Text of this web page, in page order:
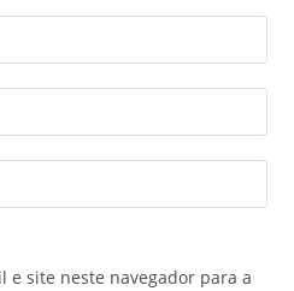
e site neste navegador para a